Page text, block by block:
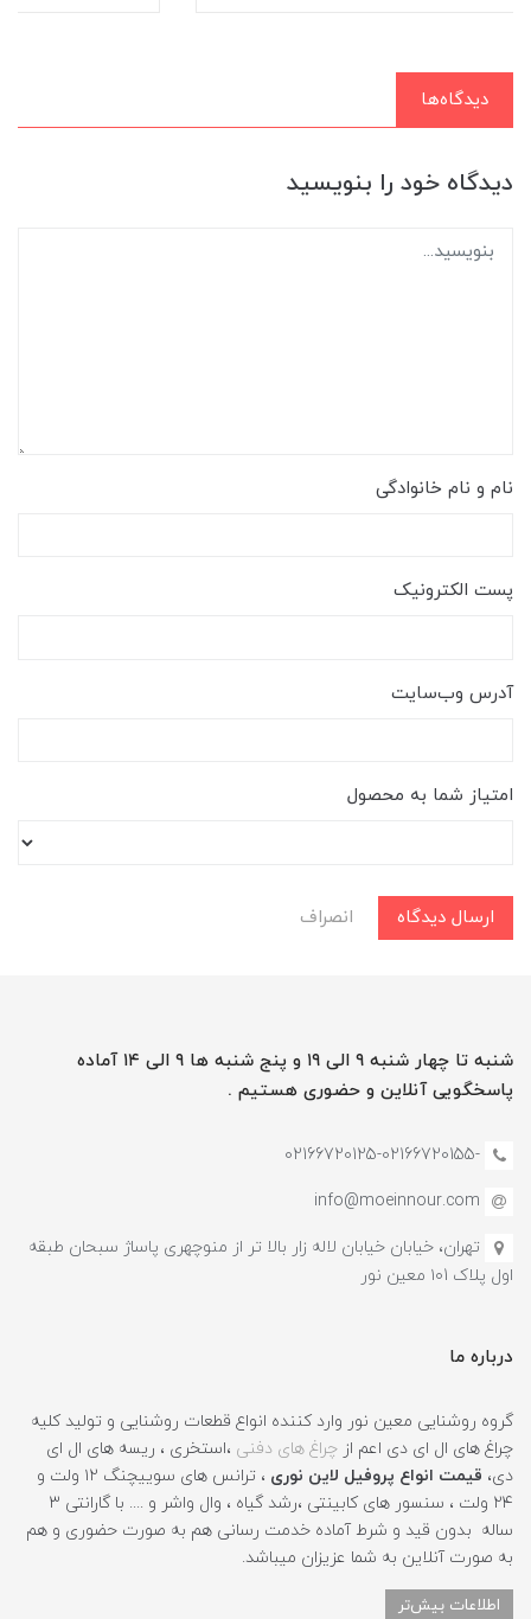
دیدگاه‌ها
دیدگاه خود را بنویسید
نام و نام خانوادگی
پست الکترونیک
آدرس وب‌سایت
امتیاز شما به محصول
ارسال دیدگاه انصراف
شنبه تا چهار شنبه ۹ الی ۱۹ و پنج شنبه ها ۹ الی ۱۴ آماده
پاسخگویی آنلاین و حضوری هستیم .
-02166720125-02166720155
info@moeinnour.com
تهران، خیابان خیابان لاله زار بالا تر از منوچهری پاساژ سبحان طبقه
اول پلاک ۱۰1 معین نور
درباره ما
گروه روشنایی معین نور وارد کننده انواع قطعات روشنایی و تولید کلیه
چراغ های ال ای دی اعم از چراغ های دفنی ،استخری ، ریسه های ال ای
دی، قیمت انواع پروفیل لاین نوری
، ترانس های سوییچنگ ۱۲ ولت و
۲۴ ولت ، سنسور های کابینتی ،رشد گیاه ، وال واشر و .... با گارانتی ۳
ساله بدون قید و شرط آماده خدمت رسانی هم به صورت حضوری و هم
به صورت آنلاین به شما عزیزان میباشد.
اطلاعات بیش‌تر